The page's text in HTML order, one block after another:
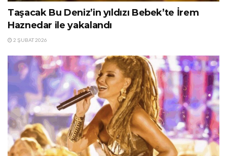
Taşacak Bu Deniz’in yıldızı Bebek’te İrem
Haznedar ile yakalandı
2 ŞUBAT 2026